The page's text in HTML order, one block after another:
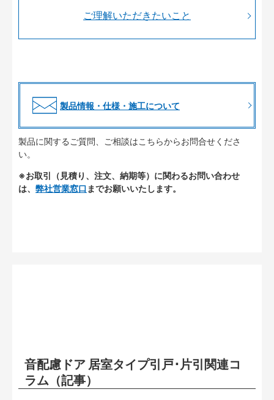
ご理解いただきたいこと
製品情報・仕様・施工について
製品に関するご質問、ご相談はこちらからお問合せくださ
い。
※お取引（見積り、注文、納期等）に関わるお問い合わせ
は、 弊社営業窓口 までお願いいたします。
音配慮ドア 居室タイプ引戸･片引関連コ
ラム（記事）